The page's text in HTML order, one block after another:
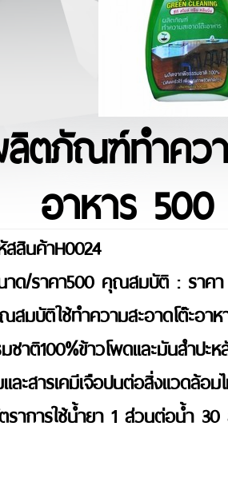
ตภัณฑ์ทำควา
อาหาร
สสินค้าH0024
าด/ราคา500 คุณสมบัติ : ราค
สมบัติใช้ทำความสะอาดโต๊ะอา
ชาติ100%ข้าวโพดและมันสำปะ
ละสารเคมีเจือปนต่อสิ่งแวดล้อ
ราการใช้น้ำยา 1 ส่วนต่อน้ำ